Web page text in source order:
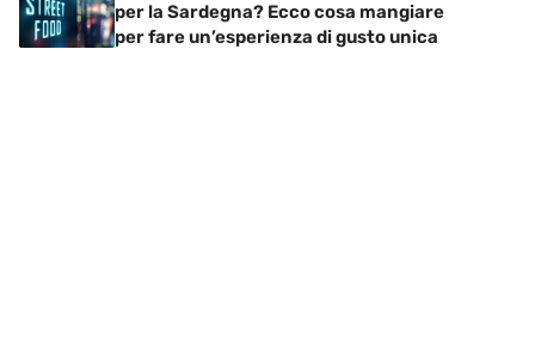
per la Sardegna? Ecco cosa mangiare
per fare un’esperienza di gusto unica